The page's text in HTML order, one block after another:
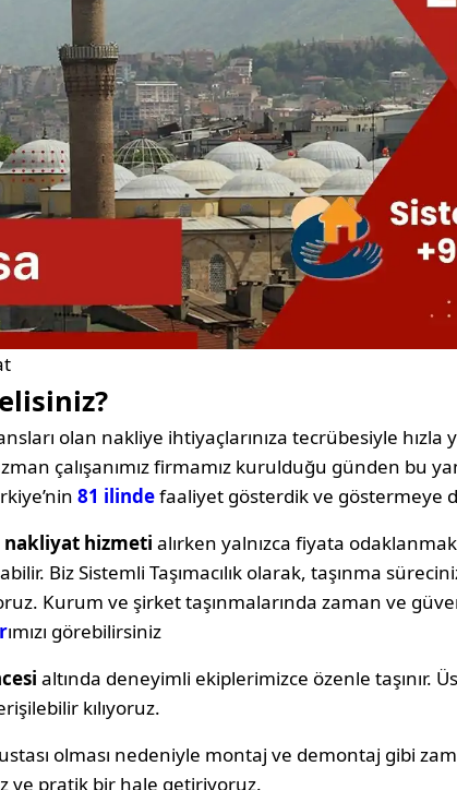
olan nakliye ihtiyaçlarınıza tecrübesiyle
çalışanımız firmamız kurulduğu günden bu
81 ilindefaaliyet gösterdik ve göstermeye
nakliyat hizmeti alırken yalnızca fiyata
Biz Sistemli Taşımacılık olarak, taşınma
Kurum ve şirket taşınmalarında zaman ve
ımızı görebilirsiniz
altında deneyimli ekiplerimizce özenle taşınır.
kılıyoruz.
olması nedeniyle montaj ve demontaj gibi
ve pratik bir hale getiriyoruz.